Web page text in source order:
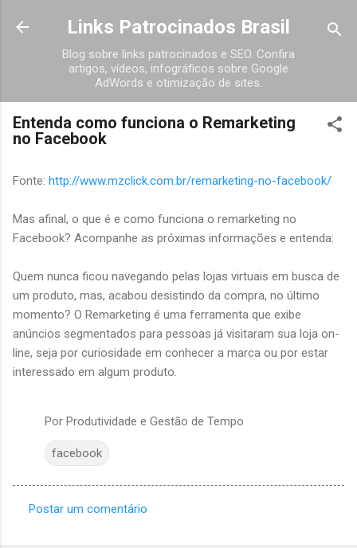
Pular para o conteúdo principal
Links Patrocinados Brasil
Blog sobre links patrocinados e SEO. Confira
artigos, vídeos, infográficos sobre Google
AdWords e otimização de sites.
Entenda como funciona o Remarketing
no Facebook
Fonte: http://www.mzclick.com.br/remarketing-no-facebook/
Mas afinal, o que é e como funciona o remarketing no
Facebook? Acompanhe as próximas informações e entenda:
Quem nunca ficou navegando pelas lojas virtuais em busca de
um produto, mas, acabou desistindo da compra, no último
momento? O Remarketing é uma ferramenta que exibe
anúncios segmentados para pessoas já visitaram sua loja on-
line, seja por curiosidade em conhecer a marca ou por estar
interessado em algum produto.
Por Produtividade e Gestão de Tempo
facebook
Postar um comentário